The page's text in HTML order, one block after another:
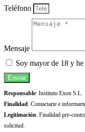
Teléfono
Mensaje
Soy mayor de 18 y
Enviar
Responsable: Instituto Exon S.L.
Finalidad: Contactarte e
Legitimación: Finalidad pre-
solicitud.